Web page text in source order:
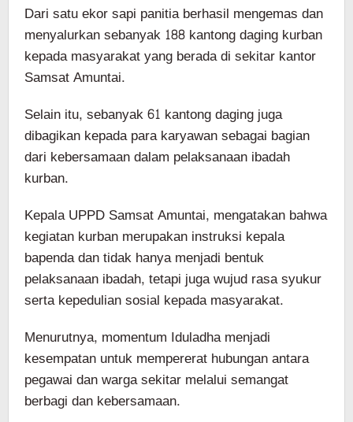
Dari satu ekor sapi panitia berhasil mengemas dan
menyalurkan sebanyak 188 kantong daging kurban
kepada masyarakat yang berada di sekitar kantor
Samsat Amuntai.
Selain itu, sebanyak 61 kantong daging juga
dibagikan kepada para karyawan sebagai bagian
dari kebersamaan dalam pelaksanaan ibadah
kurban.
Kepala UPPD Samsat Amuntai, mengatakan bahwa
kegiatan kurban merupakan instruksi kepala
bapenda dan tidak hanya menjadi bentuk
pelaksanaan ibadah, tetapi juga wujud rasa syukur
serta kepedulian sosial kepada masyarakat.
Menurutnya, momentum Iduladha menjadi
kesempatan untuk mempererat hubungan antara
pegawai dan warga sekitar melalui semangat
berbagi dan kebersamaan.